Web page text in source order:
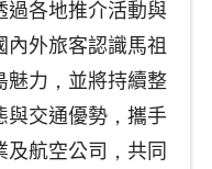
過各地推介活動與
內外旅客認識馬祖
魅力，並將持續整
與交通優勢，攜手
航空公司，共同